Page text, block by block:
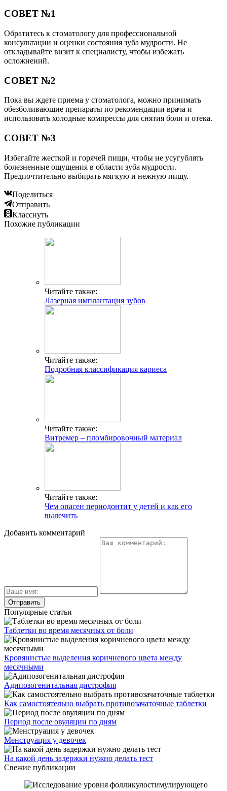
СОВЕТ №1
Обратитесь к стоматологу для профессиональной
консультации и оценки состояния зуба мудрости. Не
откладывайте визит к специалисту, чтобы избежать
осложнений.
СОВЕТ №2
Пока вы ждете приема у стоматолога, можно принимать
обезболивающие препараты по рекомендации врача и
использовать холодные компрессы для снятия боли и отека.
СОВЕТ №3
Избегайте жесткой и горячей пищи, чтобы не усугублять
болезненные ощущения в области зуба мудрости.
Предпочтительно выбирать мягкую и нежную пищу.
Поделиться
Отправить
Класснуть
Похожие публикации
Читайте также:
Лазерная имплантация зубов
Читайте также:
Подробная классификация кариеса
Читайте также:
Витремер – пломбировочный материал
Читайте также:
Чем опасен периодонтит у детей и как его
вылечить
Добавить комментарий
Популярные статьи
Таблетки во время месячных от боли
Кровянистые выделения коричневого цвета между
месячными
Адипозогенитальная дистрофия
Как самостоятельно выбрать противозачаточные таблетки
Период после овуляции по дням
Менструация у девочек
На какой день задержки нужно делать тест
Свежие публикации